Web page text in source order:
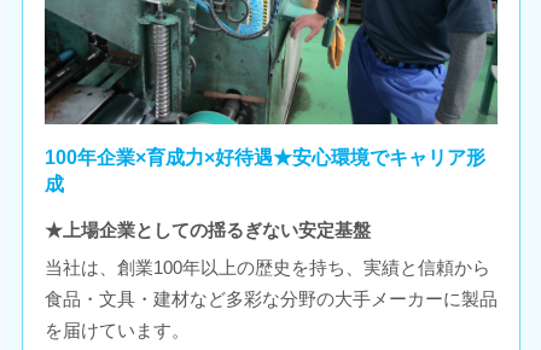
100年企業×育成力×好待遇★安心環境でキャリア形
成
★上場企業としての揺るぎない安定基盤
当社は、創業100年以上の歴史を持ち、実績と信頼から
食品・文具・建材など多彩な分野の大手メーカーに製品
を届けています。